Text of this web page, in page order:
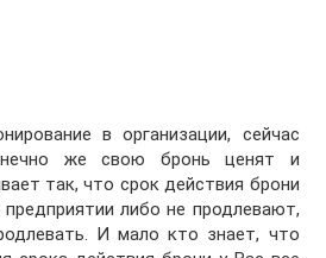
в организации, сейчас
же свою бронь ценят и
так, что срок действия брони
либо не продлевают,
И мало кто знает, что